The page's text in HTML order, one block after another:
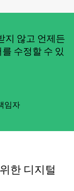
지 않고 언제든
수정할 수 있
임자
한 디지털